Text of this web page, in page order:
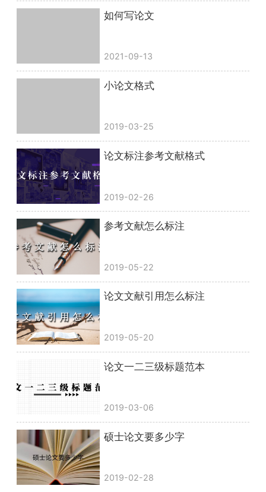
如何写论文
2021-09-13
小论文格式
2019-03-25
论文标注参考文献格式
2019-02-26
参考文献怎么标注
2019-05-22
论文文献引用怎么标注
2019-05-20
论文一二三级标题范本
2019-03-06
硕士论文要多少字
2019-02-28